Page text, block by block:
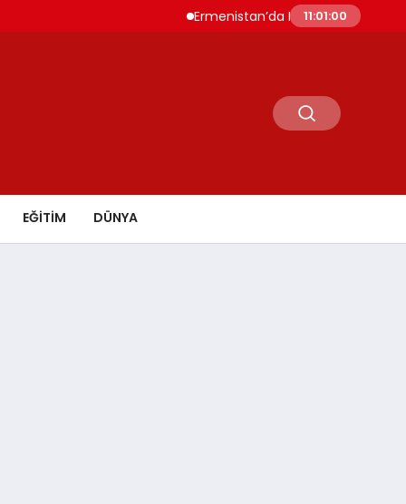
Ermenistan’da Nikol Paşinyan Yeniden
11:01:02
EĞİTİM DÜNYA